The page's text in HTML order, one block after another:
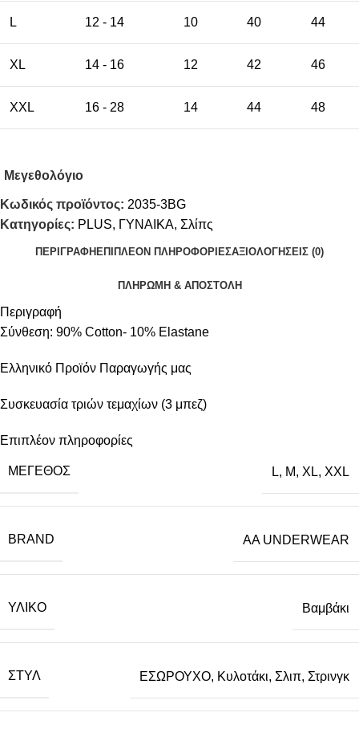
L 12 - 14 10 40 44
XL 14 - 16 12 42 46
XXL 16 - 28 14 44 48
Μεγεθολόγιο
Κωδικός προϊόντος: 2035-3BG
Κατηγορίες: PLUS, ΓΥΝΑΙΚΑ, Σλίπς
ΠΕΡΙΓΡΑΦΉΕΠΙΠΛΈΟΝ ΠΛΗΡΟΦΟΡΊΕΣΑΞΙΟΛΟΓΉΣΕΙΣ (0)
ΠΛΗΡΩΜΗ & ΑΠΟΣΤΟΛΗ
Περιγραφή
Σύνθεση: 90% Cotton- 10% Elastane
Ελληνικό Προϊόν Παραγωγής μας
Συσκευασία τριών τεμαχίων (3 μπεζ)
Επιπλέον πληροφορίες
ΜΈΓΕΘΟΣ L, M, XL, XXL
BRAND AA UNDERWEAR
ΥΛΙΚΌ Βαμβάκι
ΣΤΥΛ ΕΣΩΡΟΥΧΟ, Κυλοτάκι, Σλιπ, Στρινγκ